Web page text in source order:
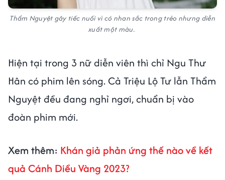
Thẩm Nguyệt gây tiếc nuối vì có nhan sắc trong trẻo nhưng diễn
xuất một màu.
Hiện tại trong 3 nữ diễn viên thì chỉ Ngu Thư
Hân có phim lên sóng. Cả Triệu Lộ Tư lẫn Thẩm
Nguyệt đều đang nghỉ ngơi, chuẩn bị vào
đoàn phim mới.
Xem thêm: Khán giả phản ứng thế nào về kết
quả Cánh Diều Vàng 2023?